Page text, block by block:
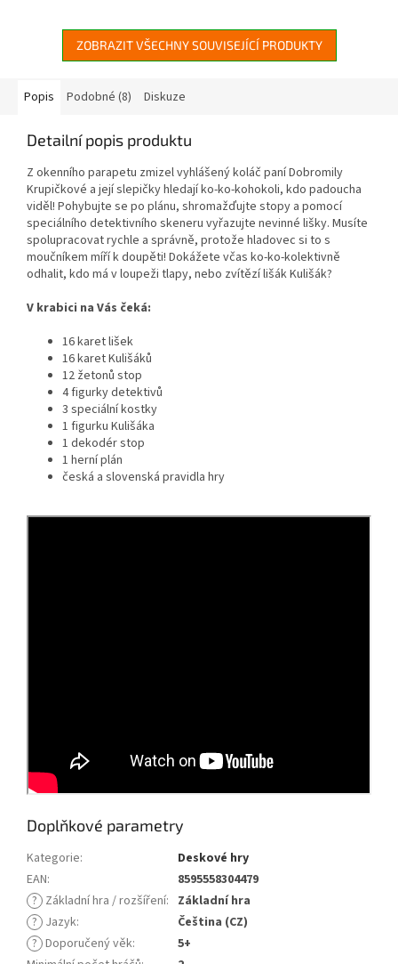
potěší...
ZOBRAZIT VŠECHNY SOUVISEJÍCÍ PRODUKTY
Popis Podobné (8) Diskuze
Detailní popis produktu
Z okenního parapetu zmizel vyhlášený koláč paní Dobromily
Krupičkové a její slepičky hledají ko-ko-kohokoli, kdo padoucha
viděl! Pohybujte se po plánu, shromažďujte stopy a pomocí
speciálního detektivního skeneru vyřazujte nevinné lišky. Musíte
spolupracovat rychle a správně, protože hladovec si to s
moučníkem míří k doupěti! Dokážete včas ko-ko-kolektivně
odhalit, kdo má v loupeži tlapy, nebo zvítězí lišák Kulišák?
V krabici na Vás čeká:
16 karet lišek
16 karet Kulišáků
12 žetonů stop
4 figurky detektivů
3 speciální kostky
1 figurku Kulišáka
1 dekodér stop
1 herní plán
česká a slovenská pravidla hry
Doplňkové parametry
Kategorie:
Deskové hry
EAN:
8595558304479
? Základní hra / rozšíření: Základní hra
? Jazyk:
Čeština (CZ)
? Doporučený věk:
5+